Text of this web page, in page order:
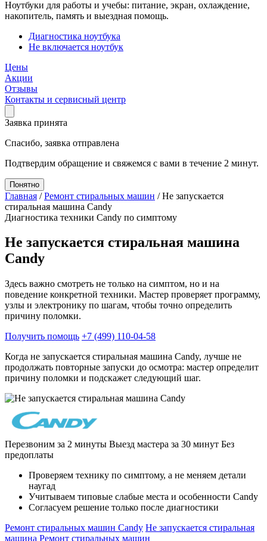
Ноутбуки для работы и учебы: питание, экран, охлаждение,
накопитель, память и выездная помощь.
Диагностика ноутбука
Не включается ноутбук
Цены
Акции
Отзывы
Контакты и сервисный центр
Заявка принята
Спасибо, заявка отправлена
Подтвердим обращение и свяжемся с вами в течение 2 минут.
Понятно
Главная /Ремонт стиральных машин /Не запускается
стиральная машина Candy
Диагностика техники Candy по симптому
Не запускается стиральная машина
Candy
Здесь важно смотреть не только на симптом, но и на
поведение конкретной техники. Мастер проверяет программу,
узлы и электронику по шагам, чтобы точно определить
причину поломки.
Получить помощь +7 (499) 110-04-58
Когда не запускается стиральная машина Candy, лучше не
продолжать повторные запуски до осмотра: мастер определит
причину поломки и подскажет следующий шаг.
Перезвоним за 2 минуты Выезд мастера за 30 минут Без
предоплаты
Проверяем технику по симптому, а не меняем детали
наугад
Учитываем типовые слабые места и особенности Candy
Согласуем решение только после диагностики
Ремонт стиральных машин Candy Не запускается стиральная
машина Ремонт стиральных машин